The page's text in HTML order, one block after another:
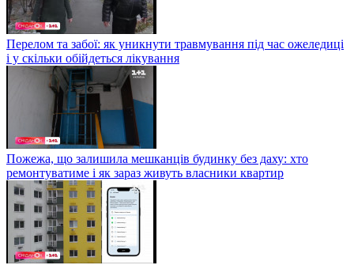
Перелом та забої: як уникнути травмування під час ожеледиці
і у скільки обійдеться лікування
Пожежа, що залишила мешканців будинку без даху: хто
ремонтуватиме і як зараз живуть власники квартир